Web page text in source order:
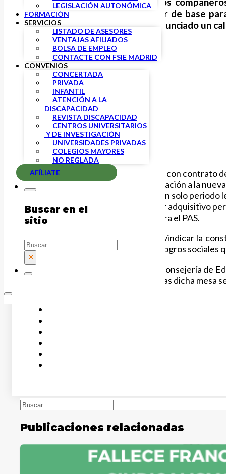
LEGISLACIÓN AUTONÓMICA
FORMACIÓN
SERVICIOS
LISTADO DE ASESORES
VENTAJAS AFILIADOS
BOLSA DE EMPLEO
CONTACTE CON FSIE MADRID
CONVENIOS
CONCERTADA
PRIVADA
INFANTIL
ATENCIÓN A LA
DISCAPACIDAD
REVISTA DISCAPACIDAD
CENTROS UNIVERSITARIOS
Y DE INVESTIGACIÓN
UNIVERSIDADES PRIVADAS
COLEGIOS MAYORES
NO REGLADA
AFÍLIATE
Buscar en el
sitio
Buscar
×
propuestas de
van a servir de base
concertada. Así mismo, se ha anunciado un
Posibilitar la Jubilación Parcial con contrato
Adaptar el acuerdo de acumulación a la
Posibilitar la acumulación en un solo
Recuperar en el 2018 el poder adquisitivo
Complemento autonómico para el PAS.
DesdeFSIE Madridqueremos reivindicar la
diálogo para la consecución de los logros
FSIE Madrid
insta, por tanto, a la Consejería de
a que convoque de una vez por todas dicha
Buscar
Publicaciones relacionadas